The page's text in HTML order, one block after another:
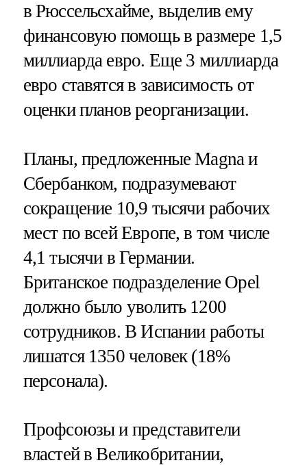
в Рюссельсхайме, выделив ему
финансовую помощь в размере 1,5
миллиарда евро. Еще 3 миллиарда
евро ставятся в зависимость от
оценки планов реорганизации.
Планы, предложенные Magna и
Сбербанком, подразумевают
сокращение 10,9 тысячи рабочих
мест по всей Европе, в том числе
4,1 тысячи в Германии.
Британское подразделение Opel
должно было уволить 1200
сотрудников. В Испании работы
лишатся 1350 человек (18%
персонала).
Профсоюзы и представители
властей в Великобритании,